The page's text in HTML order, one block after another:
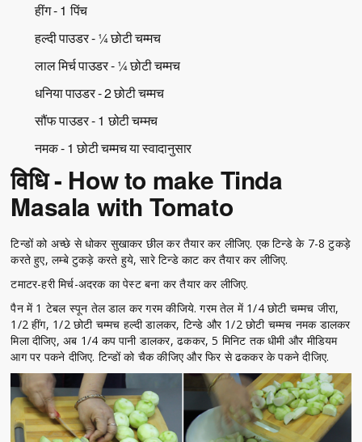
हींग - 1 पिंच
हल्दी पाउडर - ¼ छोटी चम्मच
लाल मिर्च पाउडर - ¼ छोटी चम्मच
धनिया पाउडर - 2 छोटी चम्मच
सौंफ पाउडर - 1 छोटी चम्मच
नमक - 1 छोटी चम्मच या स्वादानुसार
विधि - How to make Tinda
Masala with Tomato
टिन्डों को अच्छे से धोकर सुखाकर छील कर तैयार कर लीजिए. एक टिन्डे के 7-8 टुकड़े
करते हुए, लम्बे टुकड़े करते हुये, सारे टिन्डे काट कर तैयार कर लीजिए.
टमाटर-हरी मिर्च-अदरक का पेस्ट बना कर तैयार कर लीजिए.
पैन में 1 टेबल स्पून तेल डाल कर गरम कीजिये. गरम तेल में 1/4 छोटी चम्मच जीरा,
1/2 हींग, 1/2 छोटी चम्मच हल्दी डालकर, टिन्डे और 1/2 छोटी चम्मच नमक डालकर
मिला दीजिए, अब 1/4 कप पानी डालकर, ढककर, 5 मिनिट तक धीमी और मीडियम
आग पर पकने दीजिए. टिन्डों को चैक कीजिए और फिर से ढककर के पकने दीजिए.